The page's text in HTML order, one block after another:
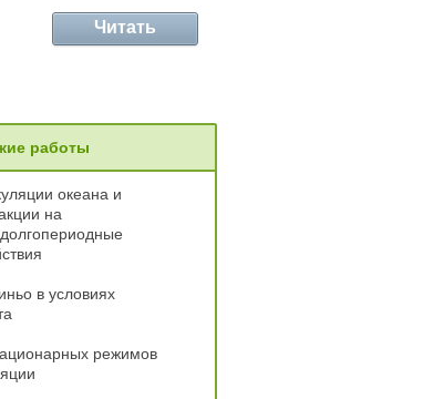
Читать
работы
океана и
на
в условиях
режимов